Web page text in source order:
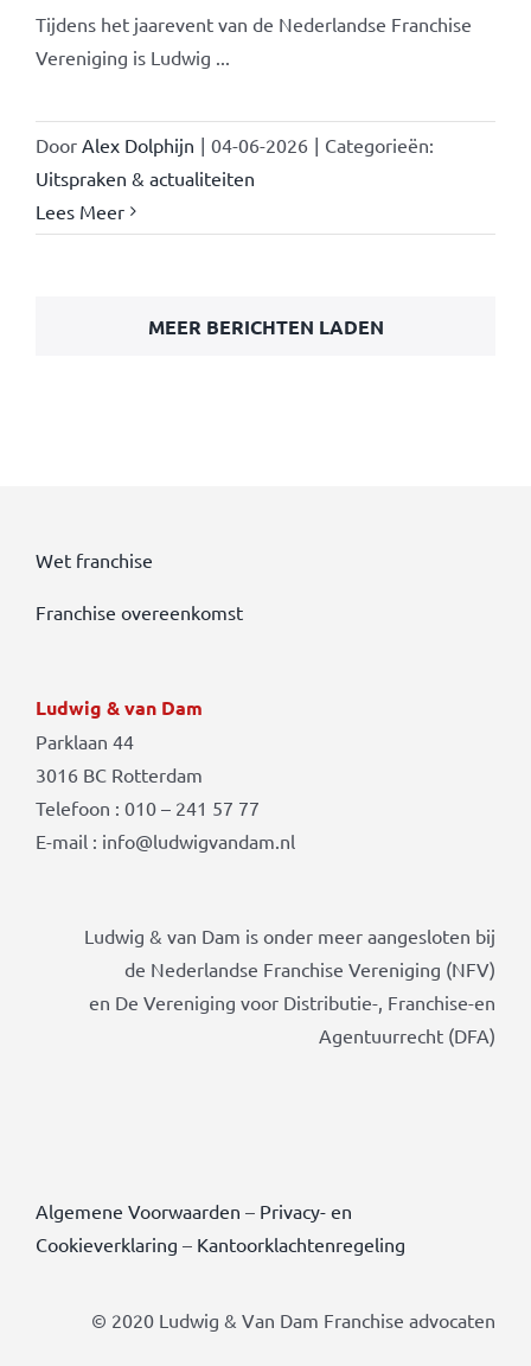
Tijdens het jaarevent van de Nederlandse Franchise
Vereniging is Ludwig ...
Door Alex Dolphijn | 04-06-2026 | Categorieën:
Uitspraken & actualiteiten
Lees Meer
MEER BERICHTEN LADEN
Wet franchise
Franchise overeenkomst
Ludwig & van Dam
Parklaan 44
3016 BC Rotterdam
Telefoon : 010 – 241 57 77
E-mail : info@ludwigvandam.nl
Ludwig & van Dam is onder meer aangesloten bij
de Nederlandse Franchise Vereniging (NFV)
en De Vereniging voor Distributie-, Franchise-en
Agentuurrecht (DFA)
Algemene Voorwaarden – Privacy- en
Cookieverklaring – Kantoorklachtenregeling
© 2020 Ludwig & Van Dam Franchise advocaten